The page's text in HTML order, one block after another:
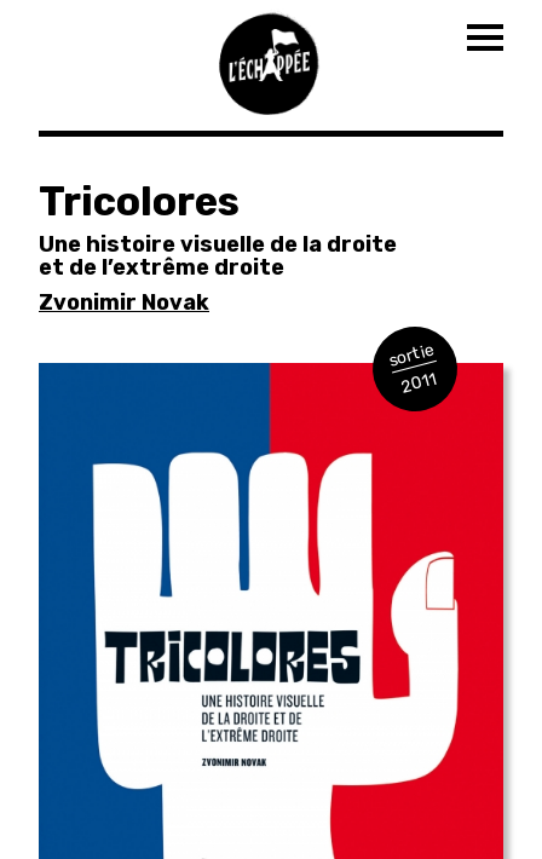
Aller
contenu
principal
Tricolores
Une histoire visuelle de la droite
et de l’extrême droite
Zvonimir Novak
sortie
2011